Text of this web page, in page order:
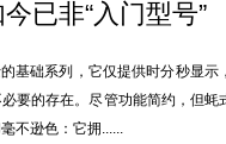
已非“入门型号”
基础系列，它仅提供时分秒显示，
要的存在。尽管功能简约，但蚝
不逊色：它拥......